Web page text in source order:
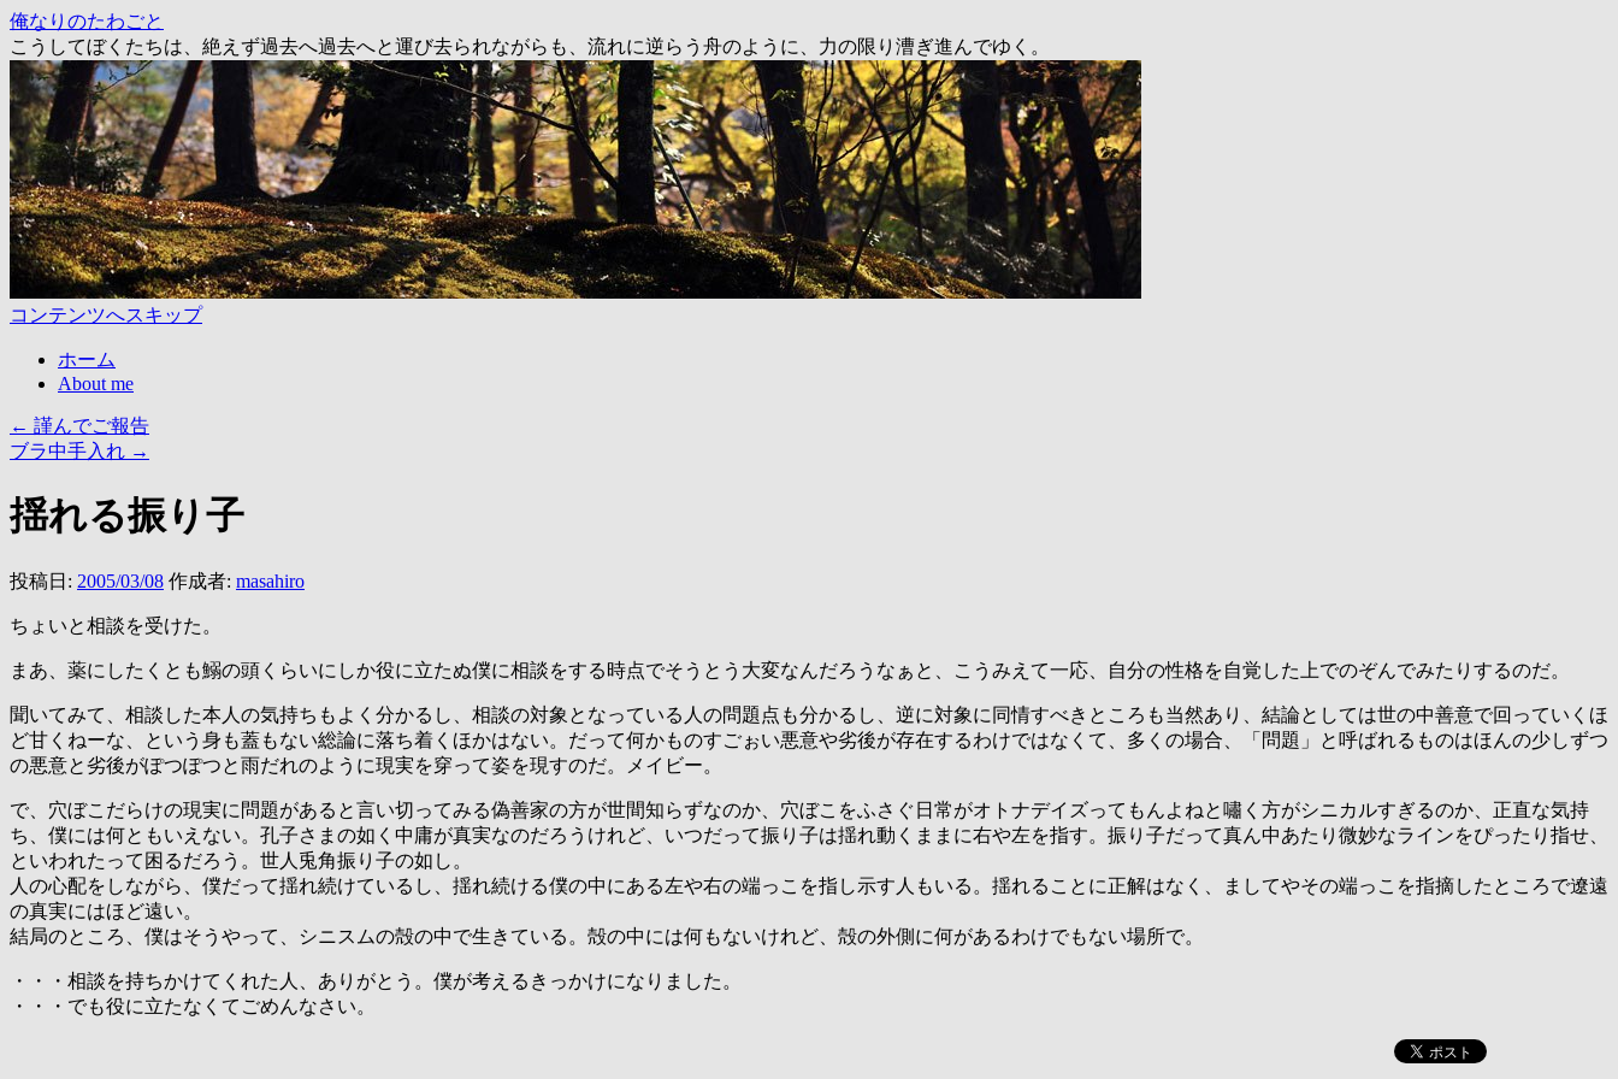
俺なりのたわごと
こうしてぼくたちは、絶えず過去へ過去へと運び去られながらも、流れに逆らう舟のように、力の限り漕ぎ進んでゆく。
コンテンツへスキップ
ホーム
About me
← 謹んでご報告
ブラ中手入れ →
揺れる振り子
投稿日: 2005/03/08 作成者: masahiro
ちょいと相談を受けた。
まあ、薬にしたくとも鰯の頭くらいにしか役に立たぬ僕に相談をする時点でそうとう大変なんだろうなぁと、こうみえて一応、自分の性格を自覚した上でのぞんでみたりするのだ。
聞いてみて、相談した本人の気持ちもよく分かるし、相談の対象となっている人の問題点も分かるし、逆に対象に同情すべきところも当然あり、結論としては世の中善意で回っていくほ
ど甘くねーな、という身も蓋もない総論に落ち着くほかはない。だって何かものすごぉい悪意や劣後が存在するわけではなくて、多くの場合、「問題」と呼ばれるものはほんの少しずつ
の悪意と劣後がぽつぽつと雨だれのように現実を穿って姿を現すのだ。メイビー。
で、穴ぼこだらけの現実に問題があると言い切ってみる偽善家の方が世間知らずなのか、穴ぼこをふさぐ日常がオトナデイズってもんよねと嘯く方がシニカルすぎるのか、正直な気持
ち、僕には何ともいえない。孔子さまの如く中庸が真実なのだろうけれど、いつだって振り子は揺れ動くままに右や左を指す。振り子だって真ん中あたり微妙なラインをぴったり指せ、
といわれたって困るだろう。世人兎角振り子の如し。
人の心配をしながら、僕だって揺れ続けているし、揺れ続ける僕の中にある左や右の端っこを指し示す人もいる。揺れることに正解はなく、ましてやその端っこを指摘したところで遼遠
の真実にはほど遠い。
結局のところ、僕はそうやって、シニスムの殻の中で生きている。殻の中には何もないけれど、殻の外側に何があるわけでもない場所で。
・・・相談を持ちかけてくれた人、ありがとう。僕が考えるきっかけになりました。
・・・でも役に立たなくてごめんなさい。